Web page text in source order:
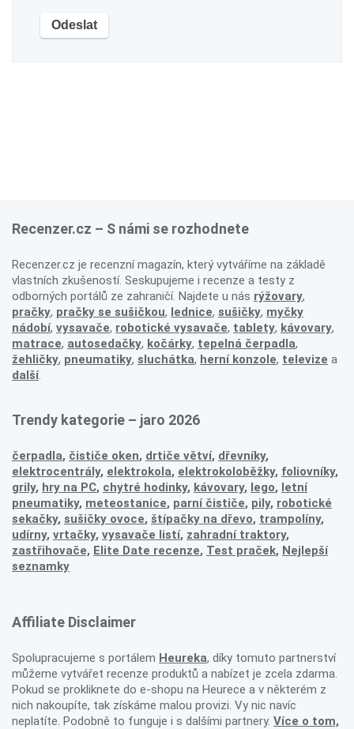
Recenzer.cz – S námi se rozhodnete
Recenzer.cz je recenzní magazín, který vytváříme na základě
vlastních zkušeností. Seskupujeme i recenze a testy z
odborných portálů ze zahraničí. Najdete u nás rýžovary,
pračky, pračky se sušičkou, lednice, sušičky, myčky
nádobí, vysavače, robotické vysavače, tablety, kávovary,
matrace, autosedačky, kočárky, tepelná čerpadla,
žehličky, pneumatiky, sluchátka, herní konzole, televize a
další.
Trendy kategorie – jaro 2026
čerpadla, čističe oken, drtiče větví, dřevníky,
elektrocentrály, elektrokola, elektrokoloběžky, foliovníky,
grily, hry na PC, chytré hodinky, kávovary, lego, letní
pneumatiky, meteostanice, parní čističe, pily, robotické
sekačky, sušičky ovoce, štípačky na dřevo, trampolíny,
udírny, vrtačky, vysavače listí, zahradní traktory,
zastřihovače, Elite Date recenze, Test praček, Nejlepší
seznamky
Affiliate Disclaimer
Spolupracujeme s portálem Heureka, díky tomuto partnerství
můžeme vytvářet recenze produktů a nabízet je zcela zdarma.
Pokud se prokliknete do e-shopu na Heurece a v některém z
nich nakoupíte, tak získáme malou provizi. Vy nic navíc
neplatíte. Podobně to funguje i s dalšími partnery. Více o tom,